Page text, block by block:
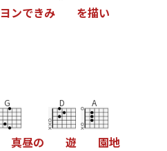
ヨンできみ を描い
G
真昼の
D
遊
A
園地